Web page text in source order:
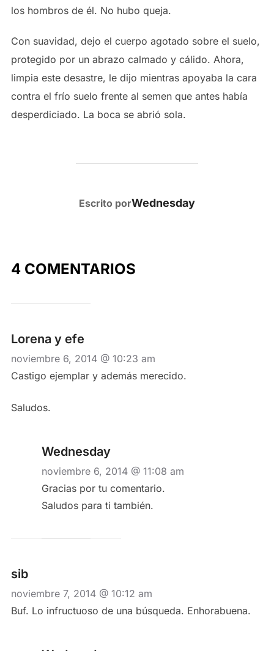
los hombros de él. No hubo queja.
Con suavidad, dejo el cuerpo agotado sobre el suelo,
protegido por un abrazo calmado y cálido. Ahora,
limpia este desastre, le dijo mientras apoyaba la cara
contra el frío suelo frente al semen que antes había
desperdiciado. La boca se abrió sola.
AUTOR DE LA PUBLICACIÓN
Escrito porWednesday
4 COMENTARIOS
Lorena y efe
noviembre 6, 2014 @ 10:23 am
Castigo ejemplar y además merecido.
Saludos.
Wednesday
noviembre 6, 2014 @ 11:08 am
Gracias por tu comentario.
Saludos para ti también.
sib
noviembre 7, 2014 @ 10:12 am
Buf. Lo infructuoso de una búsqueda. Enhorabuena.